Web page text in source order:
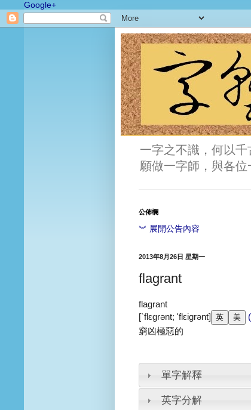
Google+
一字之不識，何以
願做一字師，與各位
公佈欄
︾ 展開公告內容
2013年8月26日 星期一
flagrant
flagrant
[`flɛgrənt; 'flɛigrənt]
窮凶極惡的
單字解釋
英字分解